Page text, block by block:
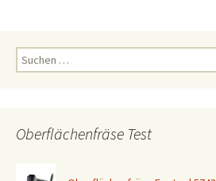
Suchen
nach:
Oberflächenfräse Test